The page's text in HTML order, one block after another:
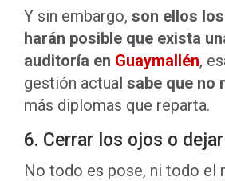
Y sin embargo, son ellos
harán posible que exista
auditoría en Guaymallén,
gestión actual sabe que no
más diplomas que reparta.
6. Cerrar los ojos o
No todo es pose, ni todo el